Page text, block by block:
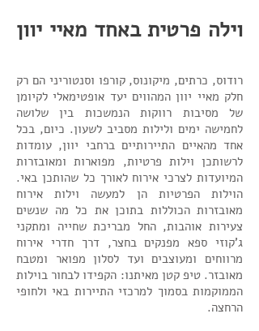
וילה פרטית באחד מאיי יוון
רודוס, כרתים, מיקונוס, קורפו וסנטוריני הם רק
חלק מאיי יוון המהווים יעד אופטימאלי לקיומן
של מסיבות רווקות הנמשכות בין שלושה
לחמישה ימים ולילות מסביב לשעון. כיום, בכל
אחד מהאיים התיירותיים ברחבי יוון, עומדות
לרשותכן וילות פרטיות, מפוארות ומאובזרות
המיועדות לצרכי אירוח לאורך כל שהותכן באי.
הוילות הפרטיות הן למעשה וילות אירוח
מאובזרות הכוללות בתוכן את כל מה שנשים
צעירות אוהבות, החל מבריכת שחייה ומתקני
ג'קוזי ספא מפנקים בחצר, דרך חדרי אירוח
מרווחים ומעוצבים ועד לסלון מפואר ומטבח
מאובזר. טיפ קטן מאיתנו: הקפידו לבחור בוילות
הממוקמות בסמוך למרכזי התיירות באי ולחופי
הרחצה.